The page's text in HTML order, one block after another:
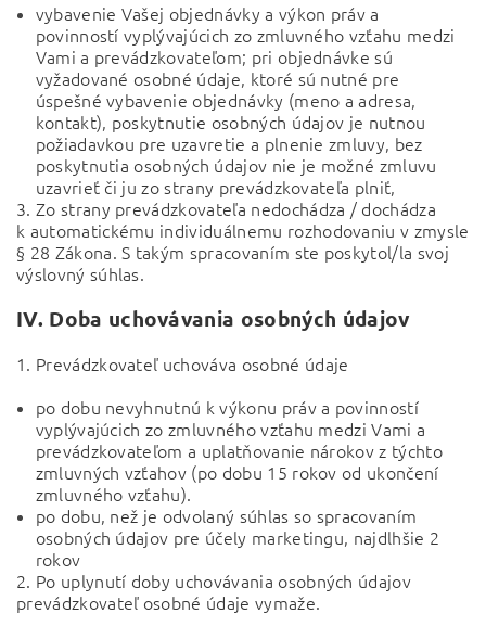
vybavenie Vašej objednávky a výkon práv a
povinností vyplývajúcich zo zmluvného vzťahu medzi
Vami a prevádzkovateľom; pri objednávke sú
vyžadované osobné údaje, ktoré sú nutné pre
úspešné vybavenie objednávky (meno a adresa,
kontakt), poskytnutie osobných údajov je nutnou
požiadavkou pre uzavretie a plnenie zmluvy, bez
poskytnutia osobných údajov nie je možné zmluvu
uzavrieť či ju zo strany prevádzkovateľa plniť,
3. Zo strany prevádzkovateľa nedochádza / dochádza
k automatickému individuálnemu rozhodovaniu v zmysle
§ 28 Zákona. S takým spracovaním ste poskytol/la svoj
výslovný súhlas.
IV. Doba uchovávania osobných údajov
1. Prevádzkovateľ uchováva osobné údaje
po dobu nevyhnutnú k výkonu práv a povinností
vyplývajúcich zo zmluvného vzťahu medzi Vami a
prevádzkovateľom a uplatňovanie nárokov z týchto
zmluvných vzťahov (po dobu 15 rokov od ukončení
zmluvného vzťahu).
po dobu, než je odvolaný súhlas so spracovaním
osobných údajov pre účely marketingu, najdlhšie 2
rokov
2. Po uplynutí doby uchovávania osobných údajov
prevádzkovateľ osobné údaje vymaže.